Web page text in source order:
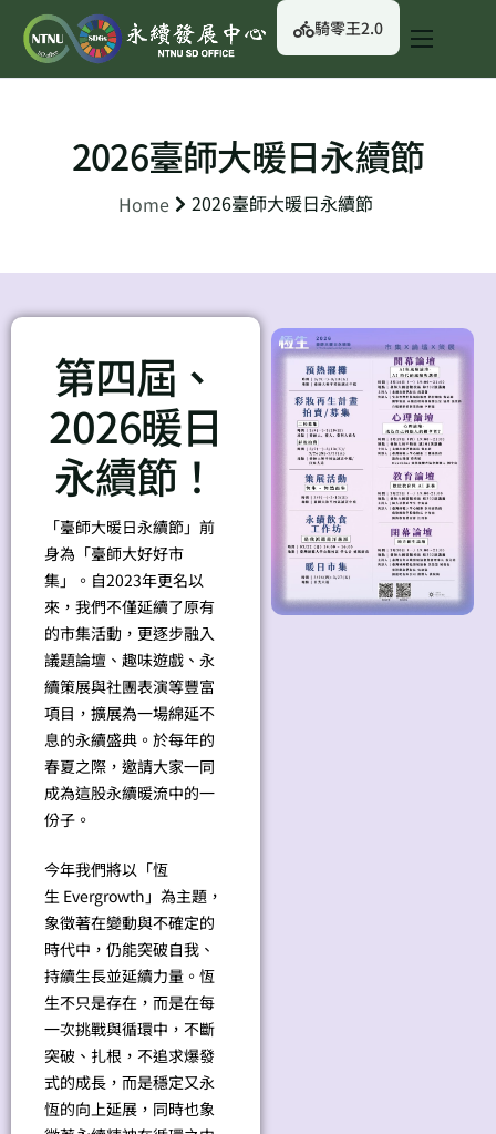
關於我們
永續治理
English
騎零王2.0
2026臺師大暖日永續節
Home 2026臺師大暖日永續節
第四屆、
2026暖日
永續節！
「臺師大暖日永續節」前
身為「臺師大好好市
集」。自2023年更名以
來，我們不僅延續了原有
的市集活動，更逐步融入
議題論壇、趣味遊戲、永
續策展與社團表演等豐富
項目，擴展為一場綿延不
息的永續盛典。於每年的
春夏之際，邀請大家一同
成為這股永續暖流中的一
份子。
今年我們將以「恆
生 Evergrowth」為主題，
象徵著在變動與不確定的
時代中，仍能突破自我、
持續生長並延續力量。恆
生不只是存在，而是在每
一次挑戰與循環中，不斷
突破、扎根，不追求爆發
式的成長，而是穩定又永
恆的向上延展，同時也象